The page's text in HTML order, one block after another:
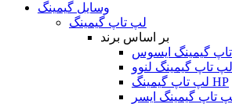
وسایل گیمینگ
لپ تاپ گیمینگ
بر اساس برند
گیمینگ ایسوس
لپ تاپ گیمینگ لنوو
لپ تاپ گیمینگ HP
تاپ گیمینگ ایسر